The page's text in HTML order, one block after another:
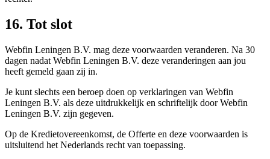
16. Tot slot
Webfin Leningen B.V. mag deze voorwaarden veranderen. Na 30
dagen nadat Webfin Leningen B.V. deze veranderingen aan jou
heeft gemeld gaan zij in.
Je kunt slechts een beroep doen op verklaringen van Webfin
Leningen B.V. als deze uitdrukkelijk en schriftelijk door Webfin
Leningen B.V. zijn gegeven.
Op de Kredietovereenkomst, de Offerte en deze voorwaarden is
uitsluitend het Nederlands recht van toepassing.